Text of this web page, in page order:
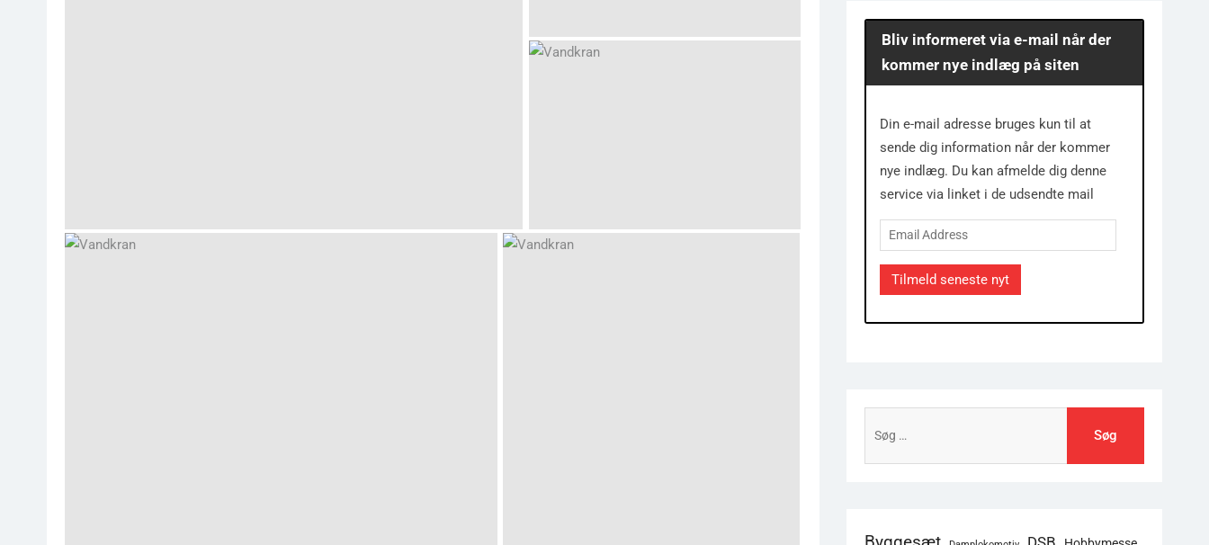
Bliv informeret via e-mail når der
kommer nye indlæg på siten
Din e-mail adresse bruges kun til at
sende dig information når der kommer
nye indlæg. Du kan afmelde dig denne
service via linket i de udsendte mail
Email
Address
Tilmeld seneste nyt
efter: